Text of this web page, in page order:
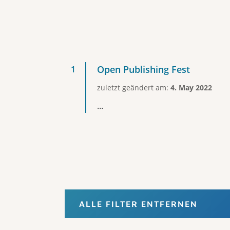
Open Publishing Fest
zuletzt geändert am: 4. May 2022
...
ALLE FILTER ENTFERNEN